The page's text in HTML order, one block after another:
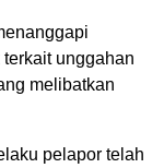
unggahan
melibatkan
pelapor telah